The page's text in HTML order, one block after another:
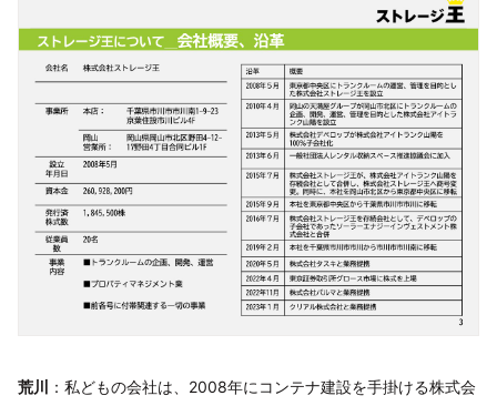
荒川
：私どもの会社は、2008年にコンテナ建設を手掛ける株式会